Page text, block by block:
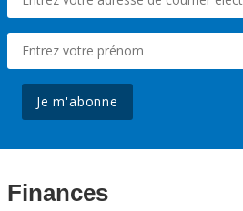
Je m'abonne
Finances